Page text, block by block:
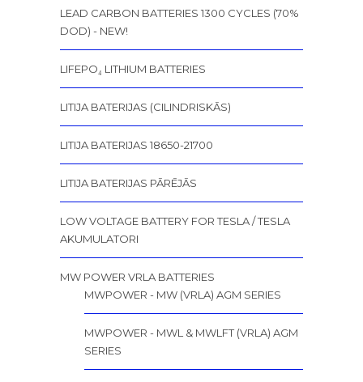
LEAD CARBON BATTERIES 1300 CYCLES (70%
DOD) - NEW!
LIFEPO₄ LITHIUM BATTERIES
LITIJA BATERIJAS (CILINDRISKĀS)
LITIJA BATERIJAS 18650-21700
LITIJA BATERIJAS PĀRĒJĀS
LOW VOLTAGE BATTERY FOR TESLA / TESLA
AKUMULATORI
MW POWER VRLA BATTERIES
MWPOWER - MW (VRLA) AGM SERIES
MWPOWER - MWL & MWLFT (VRLA) AGM
SERIES